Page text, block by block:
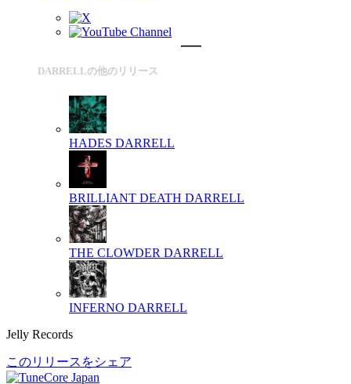
DARRELLの他のリリース
HADES DARRELL
BRILLIANT DEATH DARRELL
THE CLOWDER DARRELL
INFERNO DARRELL
Jelly Records
このリリースをシェア